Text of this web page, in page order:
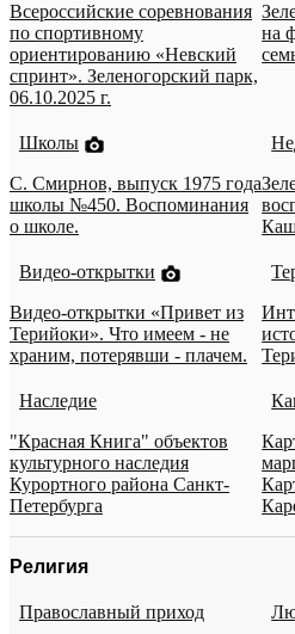
Всероссийские соревнования
по спортивному
ориентированию «Невский
спринт». Зеленогорский парк,
06.10.2025 г.
на
Школы
С. Смирнов, выпуск 1975 года
школы №450. Воспоминания
о школе.
Видео-открытки
Видео-открытки «Привет из
Терийоки». Что имеем - не
храним, потерявши - плачем.
Наследие
"Красная Книга" объектов
культурного наследия
Курортного района Санкт-
Петербурга
Религия
Православный приход